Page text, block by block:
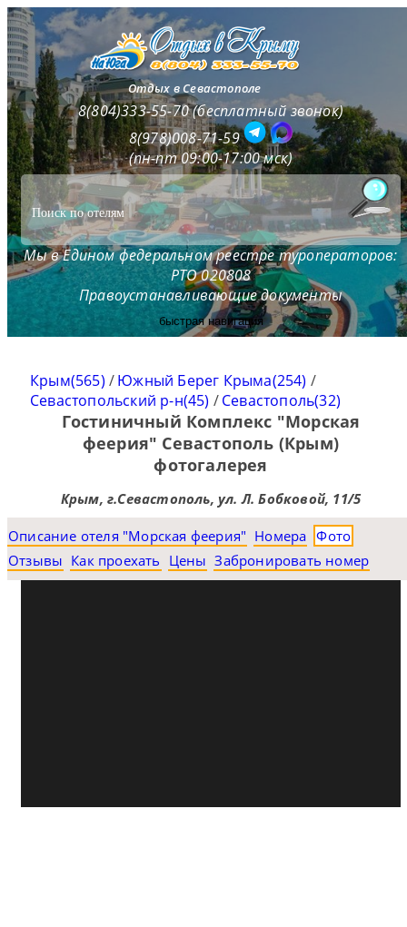
Отдых в Севастополе
8(804)333-55-70 (бесплатный звонок)
8(978)008-71-59
(пн-пт 09:00-17:00 мск)
Мы в Едином федеральном реестре туроператоров:
РТО 020808
Правоустанавливающие документы
быстрая навигация
Крым(565) /Южный Берег Крыма(254) /
Севастопольский р-н(45) /Севастополь(32)
Гостиничный Комплекс "Морская
феерия" Севастополь (Крым)
фотогалерея
Крым, г.Севастополь, ул. Л. Бобковой, 11/5
Описание отеля "Морская феерия" Номера Фото
Отзывы Как проехать Цены Забронировать номер